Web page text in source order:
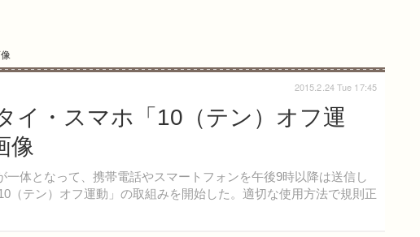
イ・スマホ「10（テン）オフ運
像
体となって、携帯電話やスマートフォンを午後9時以降は送信し
（テン）オフ運動」の取組みを開始した。適切な使用方法で規則正
2015.2.24 Tue 17:45